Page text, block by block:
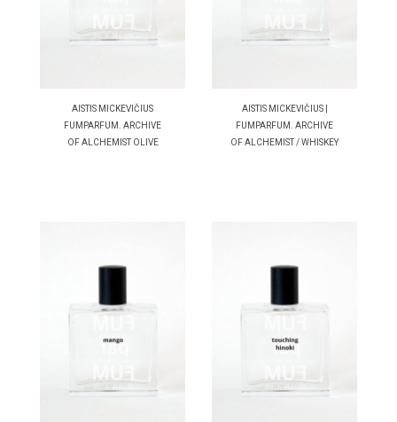
AISTIS MICKEVIČIUS
FUMPARFUM. ARCHIVE
OF ALCHEMIST OLIVE
AISTIS MICKEVIČIUS |
FUMPARFUM. ARCHIVE
OF ALCHEMIST / WHISKEY